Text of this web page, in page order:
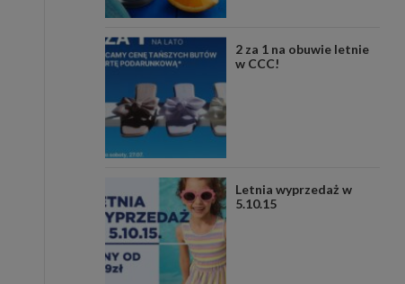
2 za 1 na obuwie letnie
w CCC!
Letnia wyprzedaż w
5.10.15